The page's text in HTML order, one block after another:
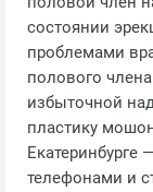
состоянии
проблемами
полового
избыточной
пластику
Екатеринбурге
телефонами и